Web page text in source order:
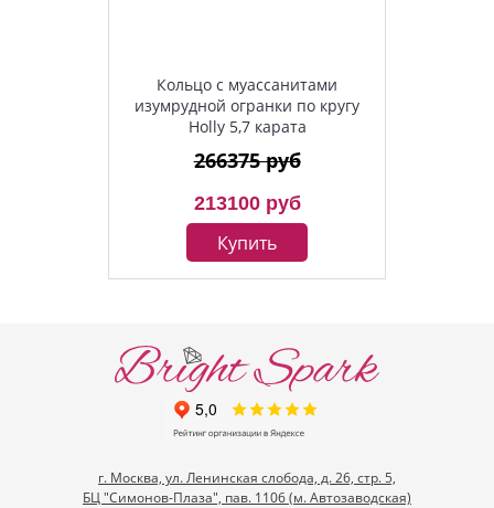
Кольцо с муассанитами
изумрудной огранки по кругу
Holly 5,7 карата
266375 руб
213100 руб
Купить
г. Москва, ул. Ленинская слобода, д. 26, стр. 5,
БЦ "Симонов-Плаза", пав. 1106 (м. Автозаводская)